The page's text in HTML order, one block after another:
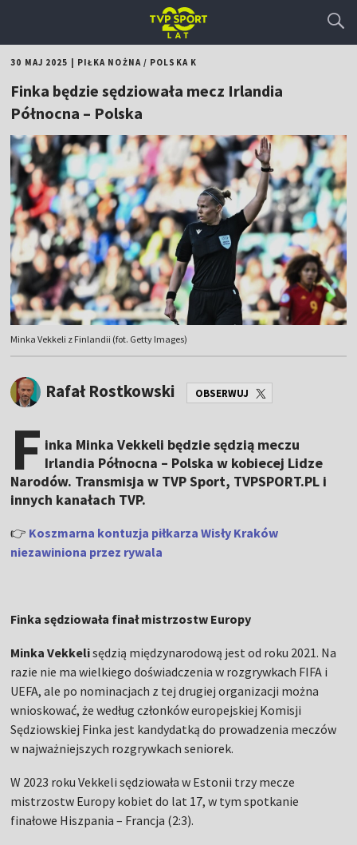
30 MAJ 2025 PIŁKA NOŻNA/ POLSKA K
Finka będzie sędziowała mecz Irlandia
Północna – Polska
Minka Vekkeli z Finlandii (fot. Getty Images)
Rafał Rostkowski OBSERWUJ
F inka Minka Vekkeli będzie sędzią meczu
Irlandia Północna – Polska w kobiecej Lidze
Narodów. Transmisja w TVP Sport, TVPSPORT.PL i
innych kanałach TVP.
👉 Koszmarna kontuzja piłkarza Wisły Kraków
niezawiniona przez rywala
Finka sędziowała finał mistrzostw Europy
Minka Vekkelisędzią międzynarodową jest od roku 2021. Na
razie nie ma wielkiego doświadczenia w rozgrywkach FIFA i
UEFA, ale po nominacjach z tej drugiej organizacji można
wnioskować, że według członków europejskiej Komisji
Sędziowskiej Finka jest kandydatką do prowadzenia meczów
w najważniejszych rozgrywkach seniorek.
W 2023 roku Vekkeli sędziowała w Estonii trzy mecze
mistrzostw Europy kobiet do lat 17, w tym spotkanie
finałowe Hiszpania – Francja (2:3).